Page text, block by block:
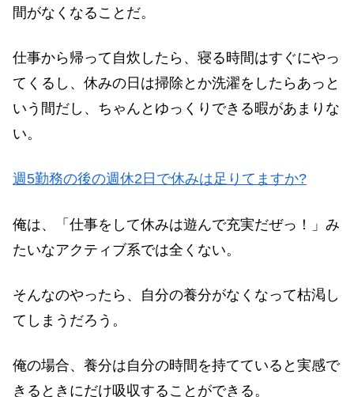
間がなくなることだ。
仕事から帰って自炊したら、寝る時間はすぐにやっ
てくるし、休みの日は掃除とか洗濯をしたらあっと
いう間だし、ちゃんとゆっくりできる暇があまりな
い。
週5勤務の後の週休2日で休みは足りてますか?
俺は、「仕事をして休みは遊んで充実だぜっ！」み
たいなアクティブ系では全くない。
そんなのやったら、自分の養分がなくなって枯渇し
てしまうだろう。
俺の場合、養分は自分の時間を持てていると実感で
きるときにだけ吸収することができる。